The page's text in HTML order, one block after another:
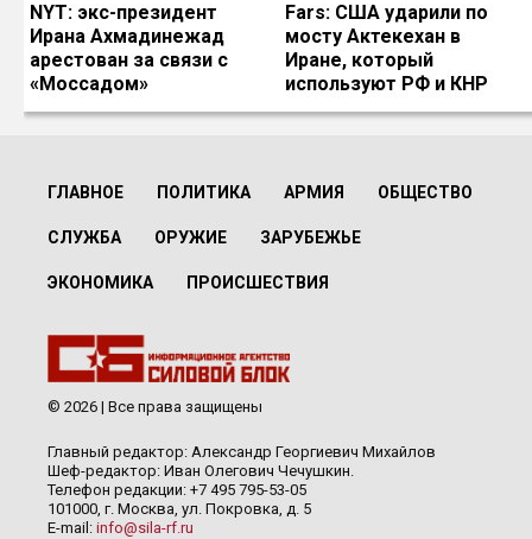
NYT: экс-президент
Ирана Ахмадинежад
арестован за связи с
«Моссадом»
Fars: США ударили по
мосту Актекехан в
Иране, который
используют РФ и КНР
ГЛАВНОЕ ПОЛИТИКА АРМИЯ ОБЩЕСТВО
СЛУЖБА ОРУЖИЕ ЗАРУБЕЖЬЕ
ЭКОНОМИКА ПРОИСШЕСТВИЯ
© 2026 | Все права защищены
Главный редактор: Александр Георгиевич Михайлов
Шеф-редактор: Иван Олегович Чечушкин.
Телефон редакции: +7 495 795-53-05
101000, г. Москва, ул. Покровка, д. 5
E-mail: info@sila-rf.ru